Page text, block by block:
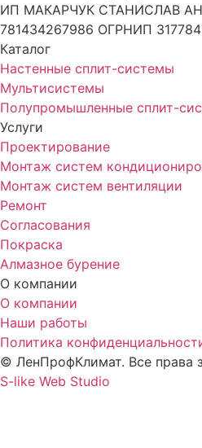
ИП МАКАРЧУК СТАНИСЛАВ
781434267986 ОГРНИП
Каталог
Настенные сплит-системы
Мультисистемы
Полупромышленные сплит-
Услуги
Проектирование
Монтаж систем
Монтаж систем вентиляции
Ремонт
Согласования
Покраска
Алмазное бурение
О компании
О компании
Наши работы
Политика
© ЛенПрофКлимат. Все права
S-like Web Studio